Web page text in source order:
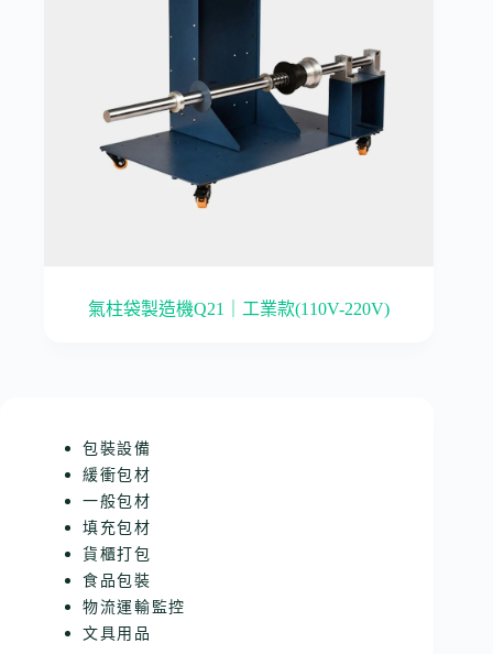
氣柱袋製造機Q21｜工業款(110V-220V)
包裝設備
緩衝包材
一般包材
填充包材
貨櫃打包
食品包裝
物流運輸監控
文具用品